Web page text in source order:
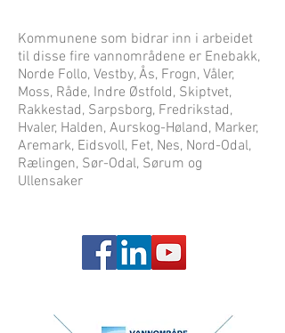
Kommunene som bidrar inn i arbeidet
til disse fire vannområdene er Enebakk,
Norde Follo, Vestby, Ås, Frogn, Våler,
Moss, Råde, Indre Østfold, Skiptvet,
Rakkestad, Sarpsborg, Fredrikstad,
Hvaler, Halden, Aurskog-Høland, Marker,
Aremark, Eidsvoll, Fet, Nes, Nord-Odal,
Rælingen, Sør-Odal, Sørum og
Ullensaker